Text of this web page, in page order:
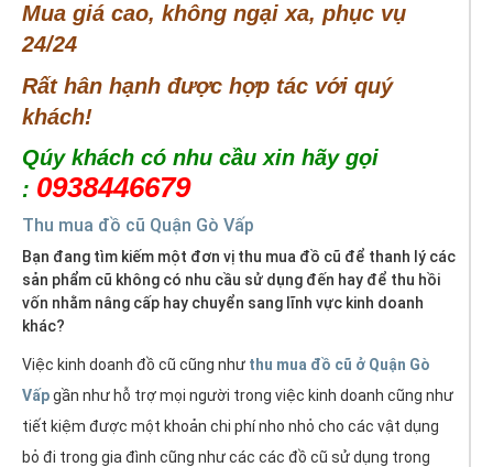
Mua giá cao, không ngại xa, phục vụ
24/24
Rất hân hạnh được hợp tác với quý
khách!
Qúy khách có nhu cầu xin hãy gọi
: 0938446679
Thu mua đồ cũ Quận Gò Vấp
Bạn đang tìm kiếm một đơn vị thu mua đồ cũ để thanh lý các
sản phẩm cũ không có nhu cầu sử dụng đến hay để thu hồi
vốn nhằm nâng cấp hay chuyển sang lĩnh vực kinh doanh
khác?
Việc kinh doanh đồ cũ cũng như thu mua đồ cũ ở Quận Gò
Vấpgần như hỗ trợ mọi người trong việc kinh doanh cũng như
tiết kiệm được một khoản chi phí nho nhỏ cho các vật dụng
bỏ đi trong gia đình cũng như các các đồ cũ sử dụng trong